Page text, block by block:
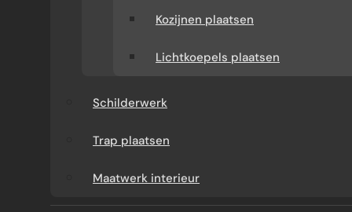
Kozijnen plaatsen
Lichtkoepels plaatsen
Schilderwerk
Trap plaatsen
Maatwerk interieur
Ervaren specialistenVan aanbouw tot
vaste kwaliteitsnormen en zorgen voor een
vakkundige uitvoering.
Eén aanspreekpunt